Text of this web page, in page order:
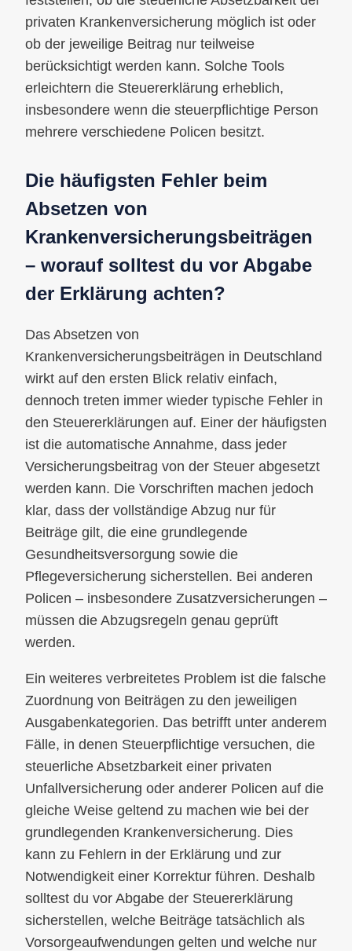
privaten Krankenversicherung möglich ist oder
ob der jeweilige Beitrag nur teilweise
berücksichtigt werden kann. Solche Tools
erleichtern die Steuererklärung erheblich,
insbesondere wenn die steuerpflichtige Person
mehrere verschiedene Policen besitzt.
Die häufigsten Fehler beim
Absetzen von
Krankenversicherungsbeiträgen
– worauf solltest du vor Abgabe
der Erklärung achten?
Das Absetzen von
Krankenversicherungsbeiträgen in Deutschland
wirkt auf den ersten Blick relativ einfach,
dennoch treten immer wieder typische Fehler in
den Steuererklärungen auf. Einer der häufigsten
ist die automatische Annahme, dass jeder
Versicherungsbeitrag von der Steuer abgesetzt
werden kann. Die Vorschriften machen jedoch
klar, dass der vollständige Abzug nur für
Beiträge gilt, die eine grundlegende
Gesundheitsversorgung sowie die
Pflegeversicherung sicherstellen. Bei anderen
Policen – insbesondere Zusatzversicherungen –
müssen die Abzugsregeln genau geprüft
werden.
Ein weiteres verbreitetes Problem ist die falsche
Zuordnung von Beiträgen zu den jeweiligen
Ausgabenkategorien. Das betrifft unter anderem
Fälle, in denen Steuerpflichtige versuchen, die
steuerliche Absetzbarkeit einer privaten
Unfallversicherung oder anderer Policen auf die
gleiche Weise geltend zu machen wie bei der
grundlegenden Krankenversicherung. Dies
kann zu Fehlern in der Erklärung und zur
Notwendigkeit einer Korrektur führen. Deshalb
solltest du vor Abgabe der Steuererklärung
sicherstellen, welche Beiträge tatsächlich als
Vorsorgeaufwendungen gelten und welche nur